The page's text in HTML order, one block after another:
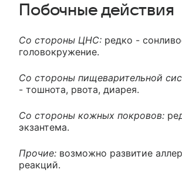
Побочные действия
Со стороны ЦНС: редко -
головокружение.
Со стороны пищеварительной
- тошнота, рвота, диарея.
Со стороны кожных покровов:
экзантема.
Прочие: возможно развитие
реакций.